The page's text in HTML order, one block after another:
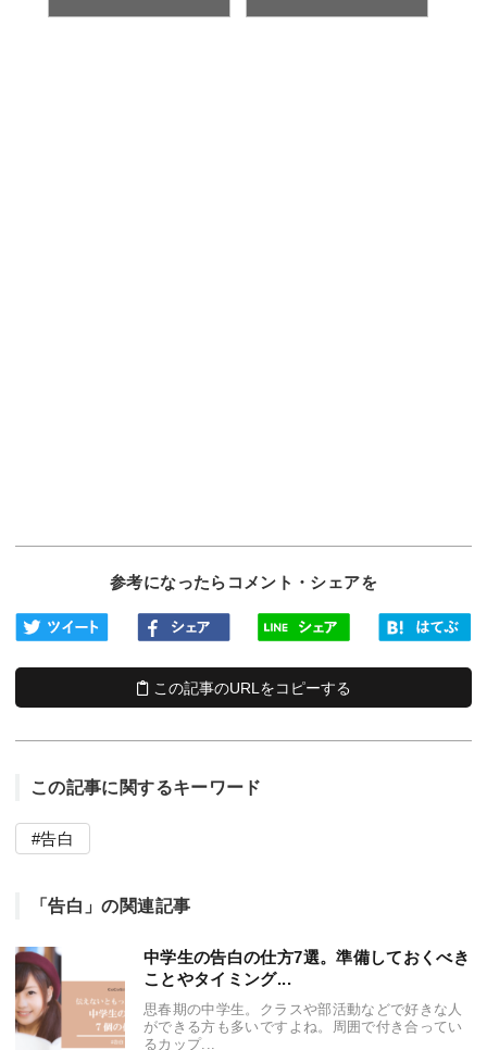
参考になったらコメント・シェアを
この記事のURLをコピーする
この記事に関するキーワード
告白
「告白」の関連記事
中学生の告白の仕方7選。準備しておくべき
ことやタイミング...
思春期の中学生。クラスや部活動などで好きな人
ができる方も多いですよね。周囲で付き合ってい
るカップ...